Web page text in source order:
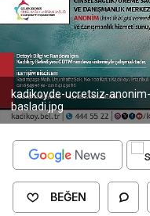
kadikoyde-ucretsiz-
basladi.jpg
BEĞEN